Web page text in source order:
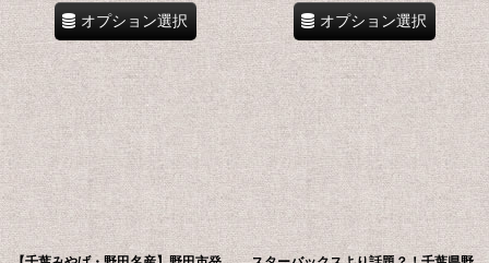
オプション選択 オプション選択